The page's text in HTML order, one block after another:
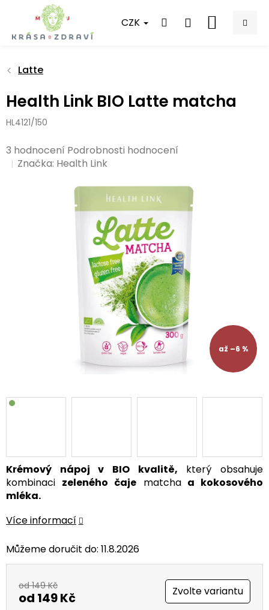
obsah
CZK
NÁKUPNÍ
Latte
Health Link BIO Latte matcha
HL4121/150
Průměrné
hodnocení
3 hodnocení Podrobnosti hodnocení
Značka: Health Link
až –6 %
Krémový nápoj v BIO kvalitě, který obsahuje
kombinaci zeleného čaje matcha a kokosového
mléka.
Více informací
Můžeme doručit do: 11.8.2026
od 149 Kč
od 149 Kč Zvolte variantu